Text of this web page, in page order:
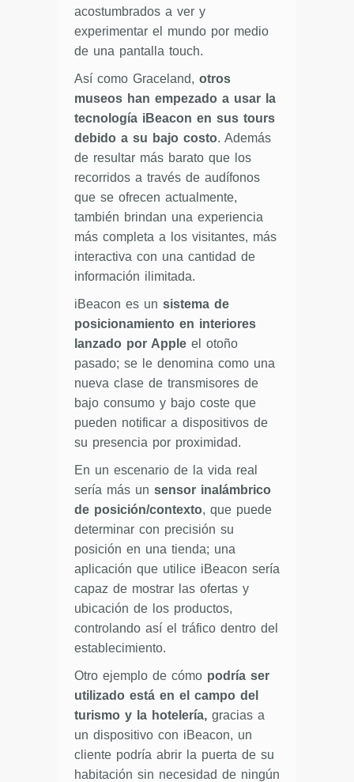
acostumbrados a ver y
experimentar el mundo por medio
de una pantalla touch.
Así como Graceland, otros
museos han empezado a usar la
tecnología iBeacon en sus tours
debido a su bajo costo. Además
de resultar más barato que los
recorridos a través de audífonos
que se ofrecen actualmente,
también brindan una experiencia
más completa a los visitantes, más
interactiva con una cantidad de
información ilimitada.
iBeacon es un sistema de
posicionamiento en interiores
lanzado por Apple el otoño
pasado; se le denomina como una
nueva clase de transmisores de
bajo consumo y bajo coste que
pueden notificar a dispositivos de
su presencia por proximidad.
En un escenario de la vida real
sería más un sensor inalámbrico
de posición/contexto, que puede
determinar con precisión su
posición en una tienda; una
aplicación que utilice iBeacon sería
capaz de mostrar las ofertas y
ubicación de los productos,
controlando así el tráfico dentro del
establecimiento.
Otro ejemplo de cómo podría ser
utilizado está en el campo del
turismo y la hotelería, gracias a
un dispositivo con iBeacon, un
cliente podría abrir la puerta de su
habitación sin necesidad de ningún